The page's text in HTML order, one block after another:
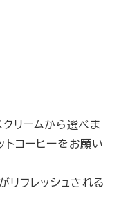
クリームから選べま
トコーヒーをお願い
リフレッシュされる